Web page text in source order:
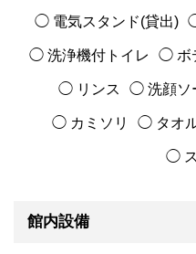
◯ 電気スタンド(貸出)
◯ 洗浄機付トイレ ◯ ボ
◯ リンス ◯ 洗顔ソ
◯ カミソリ ◯ タオ
◯
館内設備